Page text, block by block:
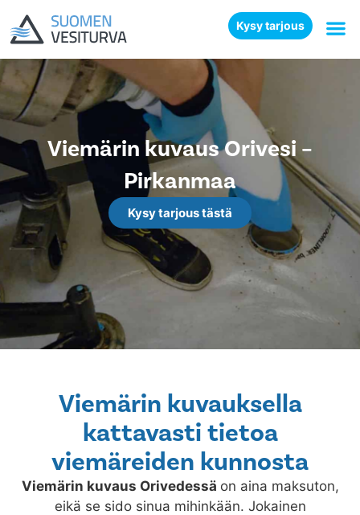
Kysy tarjous
Viemärin kuvaus Orivesi –
Pirkanmaa
Kysy tarjous tästä
Viemärin kuvauksella
kattavasti tietoa
viemäreiden kunnosta
Viemärin kuvaus Orivedessä on aina maksuton,
eikä se sido sinua mihinkään. Jokainen